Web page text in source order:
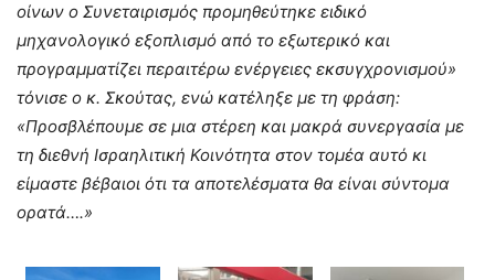
οίνων ο Συνεταιρισμός προμηθεύτηκε ειδικό
μηχανολογικό εξοπλισμό από το εξωτερικό και
προγραμματίζει περαιτέρω ενέργειες εκσυγχρονισμού»
τόνισε ο κ. Σκούτας, ενώ κατέληξε με τη φράση:
«Προσβλέπουμε σε μια στέρεη και μακρά συνεργασία με
τη διεθνή Ισραηλιτική Κοινότητα στον τομέα αυτό κι
είμαστε βέβαιοι ότι τα αποτελέσματα θα είναι σύντομα
ορατά….»